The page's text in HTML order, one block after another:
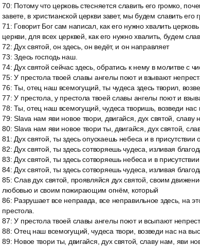
70: Потому что церковь стесняется славить его громко,
завете, в христианской церкви завет, мы будем славить его
71 : Говорит Бог сам написал, как его нужно хвалить
церкви, для всех церквей, как его нужно хвалить, будем
72: Дух святой, он здесь, он ведёт, и он направляет
73:Здесь господь наш.
74: Дух святой сейчас здесь, обратись к нему в молитве с
75:У престола твоей славы ангелы поют и взывают
76:Ты, отец наш всемогущий, ты чудеса здесь творил,
77:У престола, у престола твоей славы ангелы поют и
78:Ты, отец наш всемогущий, чудеса творишь, возведи нас
79:Slava нам яви новое твори, двигайся, дух святой, славу
80:Slava нам яви новое твори ты, двигайся, дух святой,
81 : Дух святой, ты здесь опускаешь небеса и в
82: Дух святой, ты здесь сотворяешь чудеса, изливая
83: Дух святой, ты здесь сотворяешь небеса и в
84: Дух святой, ты здесь сотворяешь чудеса, изливая
85:Слав дух святой, проявляйся дух святой, своим
любовью и своим пожирающим огнём, который
86: Разрушает все неправда, все неправильное здесь, на
престола.
87:У престола твоей славы ангелы поют и всыпают
88:Отец наш всемогущий, чудеса твори, возведи нас на
89: Новое твори ты, двигайся, дух святой, славу нам, яви